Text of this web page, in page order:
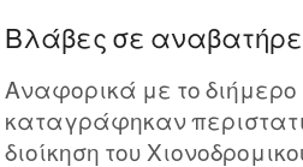
Βλάβες σε
Αναφορικά με το διήμερο
καταγράφηκαν
διοίκηση του